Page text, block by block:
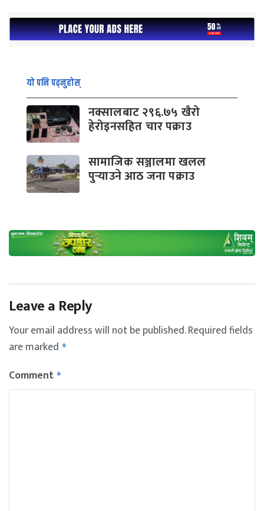
यो पनि पढ्नुहोस्
नक्सालबाट २९६.७५ खैरो
हेरोइनसहित चार पक्राउ
सामाजिक सञ्जालमा खलल
पुर्‍याउने आठ जना पक्राउ
Leave a Reply
Your email address will not be published.Required fields
are marked *
Comment *